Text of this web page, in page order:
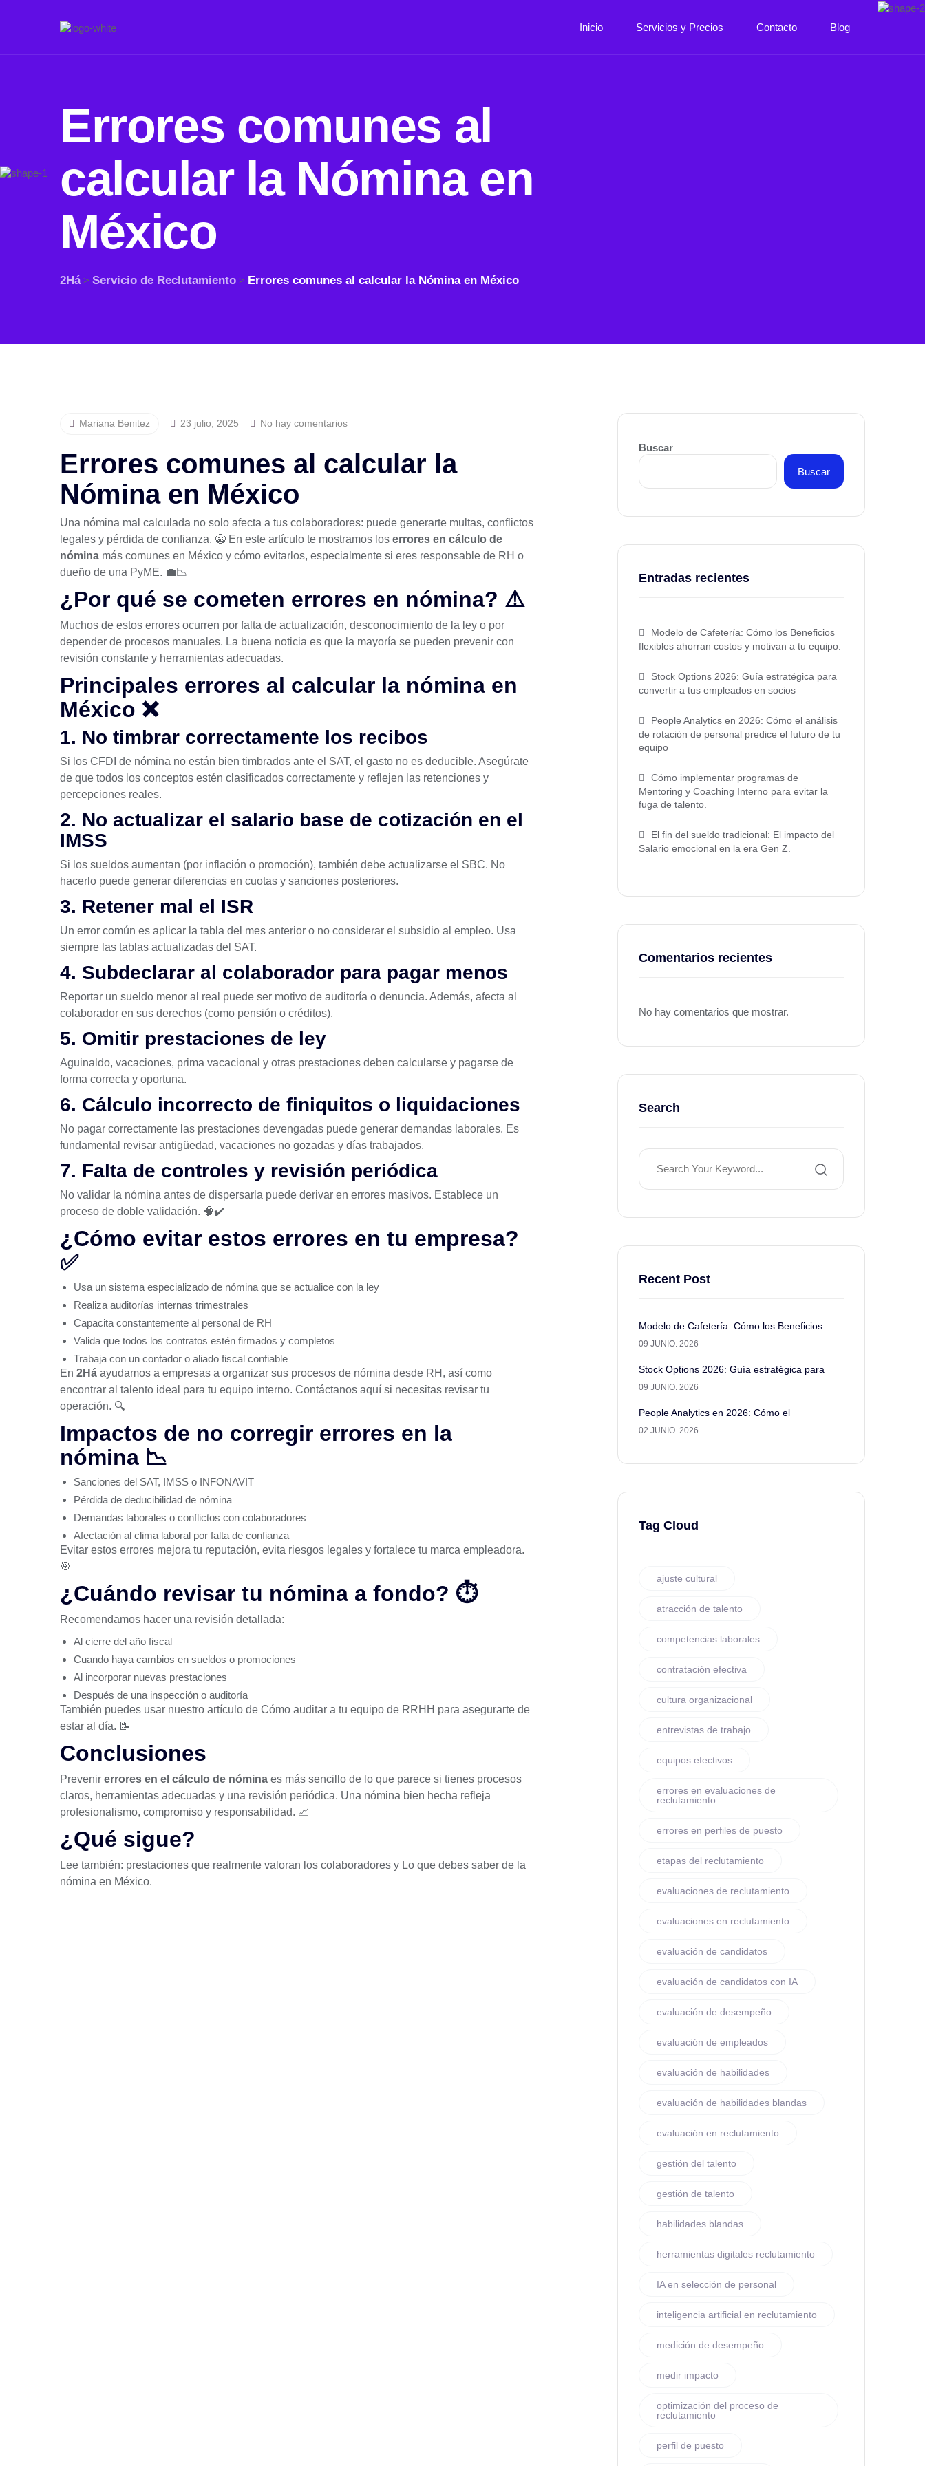
Inicio Servicios y Precios Contacto Blog
Errores comunes al
calcular la Nómina en
México
2Há> Servicio de Reclutamiento > Errores comunes al calcular la Nómina en México
Mariana Benitez 23 julio, 2025 No hay comentarios
Errores comunes al calcular la
Nómina en México
Una nómina mal calculada no solo afecta a tus colaboradores: puede generarte multas, conflictos
legales y pérdida de confianza. 😬 En este artículo te mostramos los errores en cálculo de
nómina más comunes en México y cómo evitarlos, especialmente si eres responsable de RH o
dueño de una PyME. 💼📉
¿Por qué se cometen errores en nómina? ⚠️
Muchos de estos errores ocurren por falta de actualización, desconocimiento de la ley o por
depender de procesos manuales. La buena noticia es que la mayoría se pueden prevenir con
revisión constante y herramientas adecuadas.
Principales errores al calcular la nómina en
México ❌
1. No timbrar correctamente los recibos
Si los CFDI de nómina no están bien timbrados ante el SAT, el gasto no es deducible. Asegúrate
de que todos los conceptos estén clasificados correctamente y reflejen las retenciones y
percepciones reales.
2. No actualizar el salario base de cotización en el
IMSS
Si los sueldos aumentan (por inflación o promoción), también debe actualizarse el SBC. No
hacerlo puede generar diferencias en cuotas y sanciones posteriores.
3. Retener mal el ISR
Un error común es aplicar la tabla del mes anterior o no considerar el subsidio al empleo. Usa
siempre las tablas actualizadas del SAT.
4. Subdeclarar al colaborador para pagar menos
Reportar un sueldo menor al real puede ser motivo de auditoría o denuncia. Además, afecta al
colaborador en sus derechos (como pensión o créditos).
5. Omitir prestaciones de ley
Aguinaldo, vacaciones, prima vacacional y otras prestaciones deben calcularse y pagarse de
forma correcta y oportuna.
6. Cálculo incorrecto de finiquitos o liquidaciones
No pagar correctamente las prestaciones devengadas puede generar demandas laborales. Es
fundamental revisar antigüedad, vacaciones no gozadas y días trabajados.
7. Falta de controles y revisión periódica
No validar la nómina antes de dispersarla puede derivar en errores masivos. Establece un
proceso de doble validación. 🧠✔️
¿Cómo evitar estos errores en tu empresa?
✅
Usa un sistema especializado de nómina que se actualice con la ley
Realiza auditorías internas trimestrales
Capacita constantemente al personal de RH
Valida que todos los contratos estén firmados y completos
Trabaja con un contador o aliado fiscal confiable
En 2Há ayudamos a empresas a organizar sus procesos de nómina desde RH, así como
encontrar al talento ideal para tu equipo interno. Contáctanos aquí si necesitas revisar tu
operación. 🔍
Impactos de no corregir errores en la
nómina 📉
Sanciones del SAT, IMSS o INFONAVIT
Pérdida de deducibilidad de nómina
Demandas laborales o conflictos con colaboradores
Afectación al clima laboral por falta de confianza
Evitar estos errores mejora tu reputación, evita riesgos legales y fortalece tu marca empleadora.
🎯
¿Cuándo revisar tu nómina a fondo? ⏱️
Recomendamos hacer una revisión detallada:
Al cierre del año fiscal
Cuando haya cambios en sueldos o promociones
Al incorporar nuevas prestaciones
Después de una inspección o auditoría
También puedes usar nuestro artículo de Cómo auditar a tu equipo de RRHH para asegurarte de
estar al día. 📝
Conclusiones
Prevenir errores en el cálculo de nómina es más sencillo de lo que parece si tienes procesos
claros, herramientas adecuadas y una revisión periódica. Una nómina bien hecha refleja
profesionalismo, compromiso y responsabilidad. 📈
¿Qué sigue?
Lee también: prestaciones que realmente valoran los colaboradores y Lo que debes saber de la
nómina en México.
Buscar
Buscar
Entradas recientes
Modelo de Cafetería: Cómo los Beneficios
flexibles ahorran costos y motivan a tu equipo.
Stock Options 2026: Guía estratégica para
convertir a tus empleados en socios
People Analytics en 2026: Cómo el análisis
de rotación de personal predice el futuro de tu
equipo
Cómo implementar programas de
Mentoring y Coaching Interno para evitar la
fuga de talento.
El fin del sueldo tradicional: El impacto del
Salario emocional en la era Gen Z.
Comentarios recientes
No hay comentarios que mostrar.
Search
Recent Post
Modelo de Cafetería: Cómo los Beneficios
09 JUNIO. 2026
Stock Options 2026: Guía estratégica para
09 JUNIO. 2026
People Analytics en 2026: Cómo el
02 JUNIO. 2026
Tag Cloud
ajuste cultural
atracción de talento
competencias laborales
contratación efectiva
cultura organizacional
entrevistas de trabajo
equipos efectivos
errores en evaluaciones de
reclutamiento
errores en perfiles de puesto
etapas del reclutamiento
evaluaciones de reclutamiento
evaluaciones en reclutamiento
evaluación de candidatos
evaluación de candidatos con IA
evaluación de desempeño
evaluación de empleados
evaluación de habilidades
evaluación de habilidades blandas
evaluación en reclutamiento
gestión del talento
gestión de talento
habilidades blandas
herramientas digitales reclutamiento
IA en selección de personal
inteligencia artificial en reclutamiento
medición de desempeño
medir impacto
optimización del proceso de
reclutamiento
perfil de puesto